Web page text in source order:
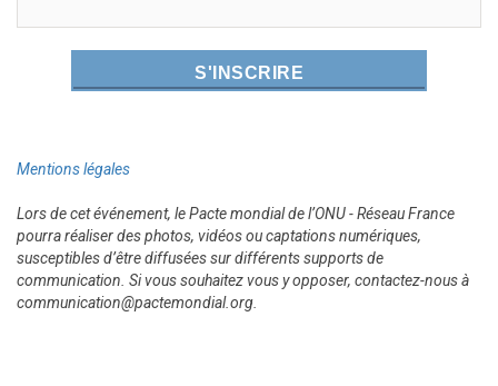
Mentions légales
Lors de cet événement, le Pacte mondial de l’ONU - Réseau France
pourra réaliser des photos, vidéos ou captations numériques,
susceptibles d’être diffusées sur différents supports de
communication. Si vous souhaitez vous y opposer, contactez-nous à
communication@pactemondial.org.